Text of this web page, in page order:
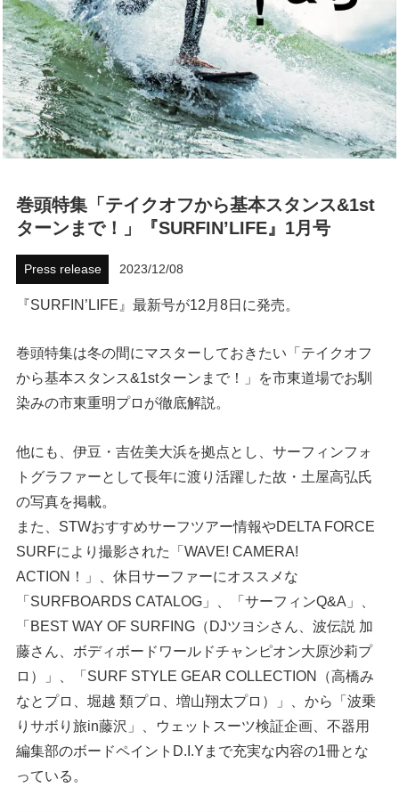
巻頭特集「テイクオフから基本スタンス&1st
ターンまで！」『SURFIN’LIFE』1月号
Press release 2023/12/08
『SURFIN’LIFE』最新号が12月8日に発売。
巻頭特集は冬の間にマスターしておきたい「テイクオフ
から基本スタンス&1stターンまで！」を市東道場でお馴
染みの市東重明プロが徹底解説。
他にも、伊豆・吉佐美大浜を拠点とし、サーフィンフォ
トグラファーとして長年に渡り活躍した故・土屋高弘氏
の写真を掲載。
また、STWおすすめサーフツアー情報やDELTA FORCE
SURFにより撮影された「WAVE! CAMERA!
ACTION！」、休日サーファーにオススメな
「SURFBOARDS CATALOG」、「サーフィンQ&A」、
「BEST WAY OF SURFING（DJツヨシさん、波伝説 加
藤さん、ボディボードワールドチャンピオン大原沙莉プ
ロ）」、「SURF STYLE GEAR COLLECTION（高橋み
なとプロ、堀越 類プロ、増山翔太プロ）」、から「波乗
りサボり旅in藤沢」、ウェットスーツ検証企画、不器用
編集部のボードペイントD.I.Yまで充実な内容の1冊とな
っている。
ホリデースタイル
ウェストジャパン
イベント・リリース
FOLLOW US ON